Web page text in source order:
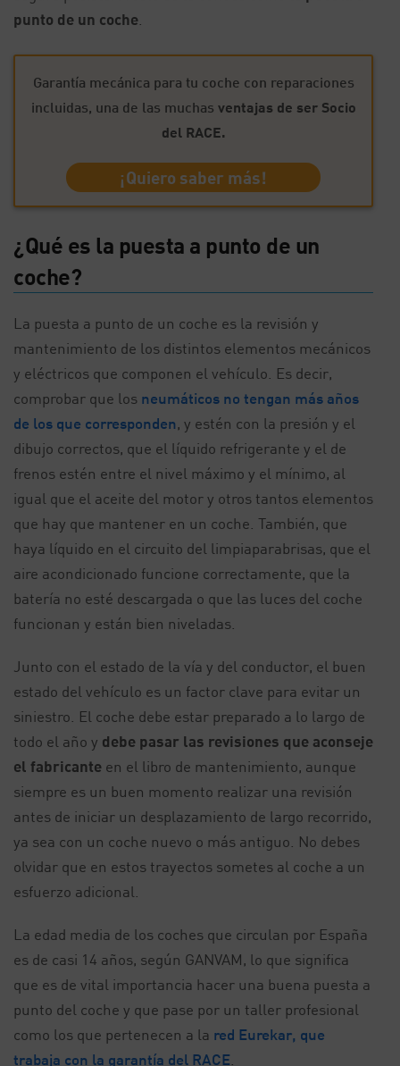
punto de un coche
Garantía mecánica para tu coche con reparaciones
incluidas, una de las muchas ventajas de ser Socio
del RACE.
¡Quiero saber más!
¿Qué es la puesta a punto de un
coche?
La puesta a punto de un coche es la revisión y
mantenimiento de los distintos elementos mecánicos
y eléctricos que componen el vehículo. Es decir,
comprobar que los neumáticos no tengan más años
de los que corresponden, y estén con la presión y el
dibujo correctos, que el líquido refrigerante y el de
frenos estén entre el nivel máximo y el mínimo, al
igual que el aceite del motor y otros tantos elementos
que hay que mantener en un coche. También, que
haya líquido en el circuito del limpiaparabrisas, que el
aire acondicionado funcione correctamente, que la
batería no esté descargada o que las luces del coche
funcionan y están bien niveladas.
Junto con el estado de la vía y del conductor, el buen
estado del vehículo es un factor clave para evitar un
siniestro. El coche debe estar preparado a lo largo de
todo el año y debe pasar las revisiones que aconseje
el fabricante en el libro de mantenimiento, aunque
siempre es un buen momento realizar una revisión
antes de iniciar un desplazamiento de largo recorrido,
ya sea con un coche nuevo o más antiguo. No debes
olvidar que en estos trayectos sometes al coche a un
esfuerzo adicional.
La edad media de los coches que circulan por España
es de casi 14 años, según GANVAM, lo que significa
que es de vital importancia hacer una buena puesta a
punto del coche y que pase por un taller profesional
como los que pertenecen a la red Eurekar, que
trabaja con la garantía del RACE